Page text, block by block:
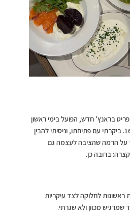
בראנץ’ חדש, הפועל בימי ראשון
עד שישי בין 09:00 ל־16:00. ביקרתי עם פתיחתו, וניסיתי להבין
על הרמה שהציבה לעצמה גם
ברובה כן.
ראשונות לחלוקה לצד עיקריות
שמרגיש מכוון ולא שגרתי.